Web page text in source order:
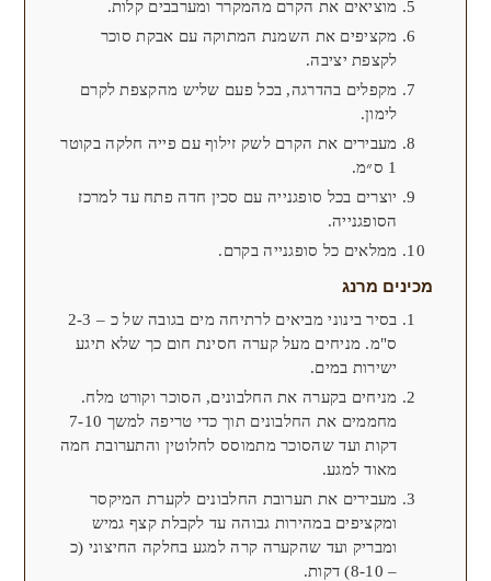
מוציאים את הקרם מהמקרר ומערבבים קלות.
מקציפים את השמנת המתוקה עם אבקת סוכר
לקצפת יציבה.
מקפלים בהדרגה, בכל פעם שליש מהקצפת לקרם
לימון.
מעבירים את הקרם לשק זילוף עם פייה חלקה בקוטר
1 ס״מ.
יוצרים בכל סופגנייה עם סכין חדה פתח עד למרכז
הסופגנייה.
ממלאים כל סופגנייה בקרם.
מכינים מרנג
בסיר בינוני מביאים לרתיחה מים בגובה של כ – 2-3
ס"מ. מניחים מעל קערה חסינת חום כך שלא תיגע
ישירות במים.
מניחים בקערה את החלבונים, הסוכר וקורט מלח.
מחממים את החלבונים תוך כדי טריפה למשך 7-10
דקות ועד שהסוכר מתמוסס לחלוטין והתערובת חמה
מאוד למגע.
מעבירים את תערובת החלבונים לקערת המיקסר
ומקציפים במהירות גבוהה עד לקבלת קצף גמיש
ומבריק ועד שהקערה קרה למגע בחלקה החיצוני (כ
– 8-10) דקות.